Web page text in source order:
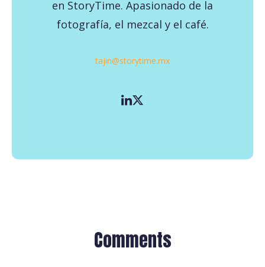
en StoryTime. Apasionado de la
fotografía, el mezcal y el café.
tajin@storytime.mx
Comments